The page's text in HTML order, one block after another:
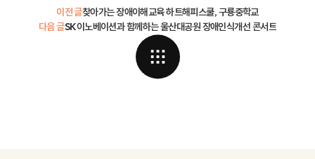
이전 글찾아가는 장애이해교육 하트해피스쿨, 구룡중학교
SK이노베이션과 함께하는 울산대공원 장애인식개선 콘서트
다음 글